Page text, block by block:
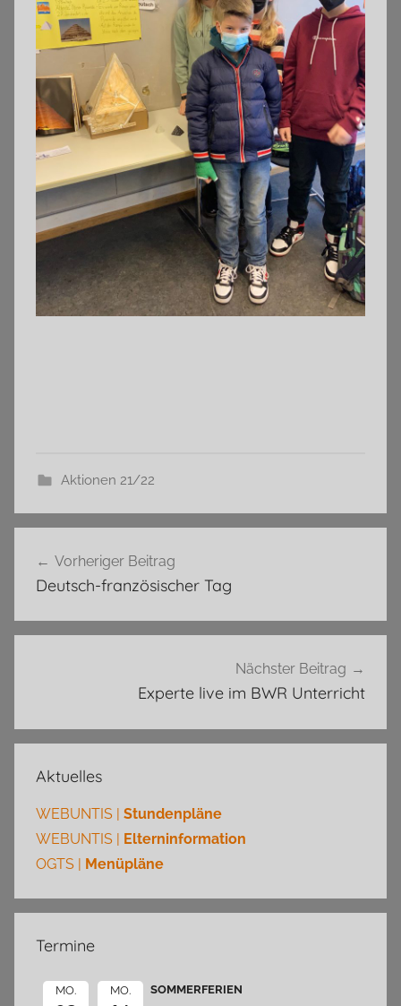
Aktionen 21/22
Vorheriger Beitrag
Deutsch-französischer Tag
Nächster Beitrag
Experte live im BWR Unterricht
Aktuelles
WEBUNTIS | Stundenpläne
WEBUNTIS | Elterninformation
OGTS | Menüpläne
Termine
MO. MO. SOMMERFERIEN